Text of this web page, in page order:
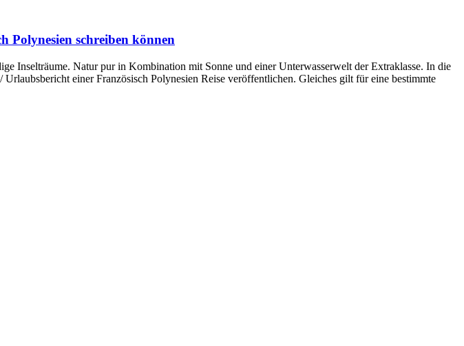
Polynesien schreiben können
Inselträume. Natur pur in Kombination mit Sonne und einer Unterwasserwelt der Extraklasse. In die
einer Französisch Polynesien Reise veröffentlichen. Gleiches gilt für eine bestimmte